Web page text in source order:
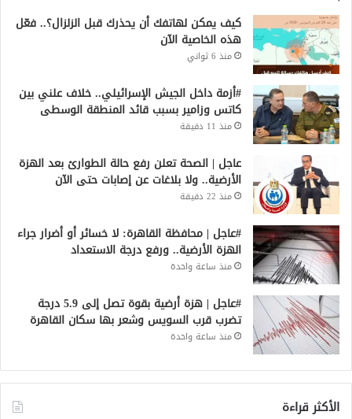
كيف يمكن لهاتفك أن يحذرك قبل الزلزال؟.. فعّل
هذه الخاصية الآن
منذ 6 ثواني
#أزمة داخل الجيش الإسرائيلي.. خلاف علني بين
كاتس وزامير بسبب قائد المنطقة الوسطى
منذ 11 دقيقة
عاجل | الصحة تعلن رفع حالة الطوارئ بعد الهزة
الأرضية.. ولا بلاغات عن إصابات حتى الآن
منذ 22 دقيقة
#عاجل | محافظة القاهرة: لا خسائر أو أضرار جراء
الهزة الأرضية.. ورفع درجة الاستعداد
منذ ساعة واحدة
#عاجل | هزة أرضية بقوة تصل إلى 5.9 درجة
تضرب قرب السويس وشعر بها سكان القاهرة
منذ ساعة واحدة
الأكثر قراءة